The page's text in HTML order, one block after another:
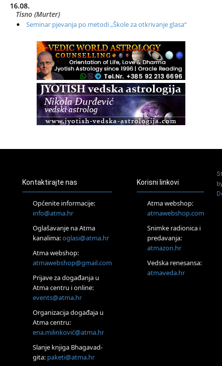
16.08.
Tisno (Murter)
Seminar pjevanja po metodi „Škole za otkrivanje glasa“
Radionica: Pomagači iz drugih dimenzija Online – otvoreno za
Zagreb+Online
Osnovni ThetaHealing® tečaj, Zagreb i Online
Access BARS®, otpusti stres
Pjesma srca / Zagreb
Tečaj Višeg Vodstva, razvijanja intuicije i Akaša zapisa
Online
Postanite Nositelj Vibracije Nove Zemlje
Visoko
Alemka Dauskardt – Jednodnevna radionica sistemskih
konstelacija
Zagreb
HOD PO ŽERAVICI – Seminar koji mijenja tijelo, duh i um
SoulFest – Festival glazbe, mudrosti i zajedništva
Zagreb
Access BARS® edukacija otpusti stres
Kontaktirajte nas
Općenite informacije:
info@atma.hr
Oglašavanje na Atma
kanalima:oglasi@atma.hr
Atma webshop:
atmawebshop@gmail.com
Prijave za događanja u
Atma centru i online:
events@atma.hr
Organizacija događaja u
Atma centru:
ena.milinković@atma.hr
Slanje knjiga Bhagavad-
gita: paketi@atma.hr
Korisni linkovi
Atma webshop:
atmawebshop.com
Snimke radionica i
predavanja:
atmazon.hr
Vedska renesansa:
atmaveda.hr